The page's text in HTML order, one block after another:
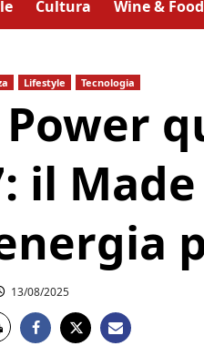
Cultura Wine & Food
Lifestyle Tecnologia
Power
il
13/08/2025